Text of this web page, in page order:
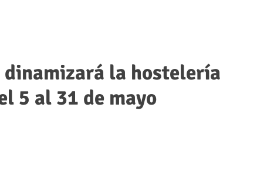
dinamizará la hostelería
5 al 31 de mayo